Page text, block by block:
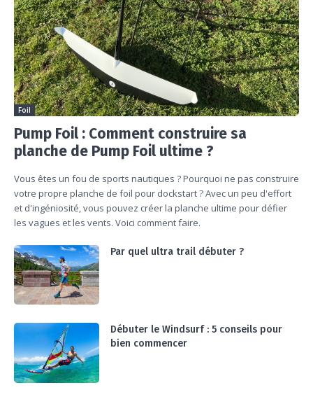
Foil
Pump Foil : Comment construire sa
planche de Pump Foil ultime ?
Vous êtes un fou de sports nautiques ? Pourquoi ne pas construire
votre propre planche de foil pour dockstart ? Avec un peu d'effort
et d'ingéniosité, vous pouvez créer la planche ultime pour défier
les vagues et les vents. Voici comment faire.
Par quel ultra trail débuter ?
Débuter le Windsurf : 5 conseils pour
bien commencer